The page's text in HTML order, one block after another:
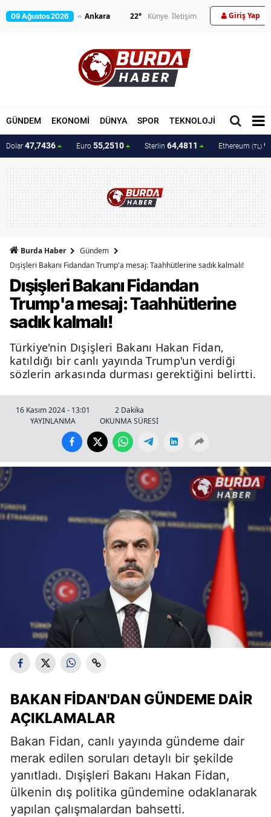
09 Ağustos 2026 22° Künye İletişim Giriş Yap
GÜNDEM EKONOMİ DÜNYA SPOR TEKNOLOJİ MAGAZİN
Dolar 47,7436 Euro 55,2510 Sterlin 64,4811 Ethereum (TL)
Burda Haber
Gündem
Dışişleri Bakanı Fidandan Trump'a mesaj: Taahhütlerine sadık kalmalı!
Dışişleri Bakanı Fidandan
Trump'a mesaj: Taahhütlerine
sadık kalmalı!
Türkiye'nin Dışişleri Bakanı Hakan Fidan,
katıldığı bir canlı yayında Trump'un verdiği
sözlerin arkasında durması gerektiğini belirtti.
16 Kasım 2024 - 13:01
YAYINLANMA
2 Dakika
OKUNMA SÜRESİ
BAKAN FIDAN'DAN GÜNDEME DAIR
AÇIKLAMALAR
Bakan Fidan, canlı yayında gündeme dair
merak edilen soruları detaylı bir şekilde
yanıtladı. Dışişleri Bakanı Hakan Fidan,
ülkenin dış politika gündemine odaklanarak
yapılan çalışmalardan bahsetti.